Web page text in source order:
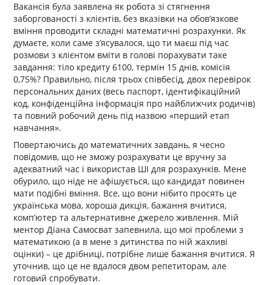
Вакансія була заявлена ​​як робота зі стягнення
заборгованості з клієнтів, без вказівки на обов’язкове
вміння проводити складні математичні розрахунки. Як
думаєте, коли саме з’ясувалося, що ти маєш під час
розмови з клієнтом вміти в голові порахувати таке
завдання: тіло кредиту 6100, термін 15 днів, комісія
0,75%? Правильно, після трьох співбесід, двох перевірок
персональних даних (весь паспорт, ідентифікаційний
код, конфіденційна інформація про найближчих родичів)
та повний робочий день під назвою «перший етап
навчання».
Повертаючись до математичних завдань, я чесно
повідомив, що не зможу розрахувати це вручну за
адекватний час і використав ШІ для розрахунків. Мене
обурило, що ніде не афішується, що кандидат повинен
мати подібні вміння. Все, що вони нібито просять це
українська мова, хороша дикція, бажання вчитися,
комп’ютер та альтернативне джерело живлення. Мій
ментор Діана Самосват запевнила, що мої проблеми з
математикою (а в мене з дитинства по ній жахливі
оцінки) – це дрібниці, потрібне лише бажання вчитися. Я
уточнив, що це не вдалося двом репетиторам, але
готовий спробувати.